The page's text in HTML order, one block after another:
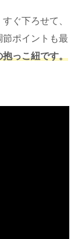
ぐ下ろせて、
ポイントも最
っこ紐です。